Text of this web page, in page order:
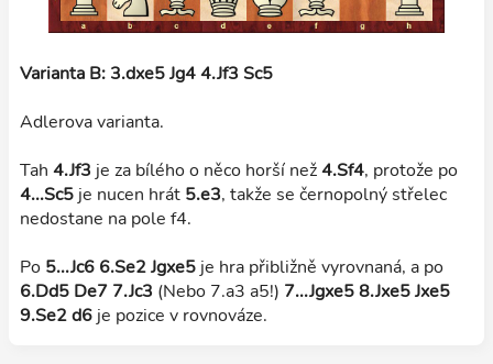
Varianta B: 3.dxe5 Jg4 4.Jf3 Sc5
Adlerova varianta.
Tah 4.Jf3 je za bílého o něco horší než4.Sf4, protože po
4...Sc5 je nucen hrát 5.e3, takže se černopolný střelec
nedostane na pole f4.
Po 5...Jc6 6.Se2 Jgxe5 je hra přibližně vyrovnaná, a po
6.Dd5 De7 7.Jc3 (Nebo 7.a3 a5!) 7...Jgxe5 8.Jxe5 Jxe5
9.Se2 d6 je pozice v rovnováze.